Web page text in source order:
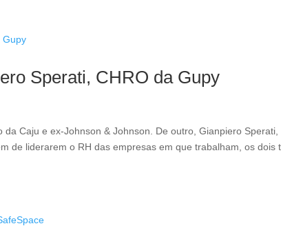
Sperati, CHRO da Gupy
Caju e ex-Johnson & Johnson. De outro, Gianpiero Sperati,
de liderarem o RH das empresas em que trabalham, os dois